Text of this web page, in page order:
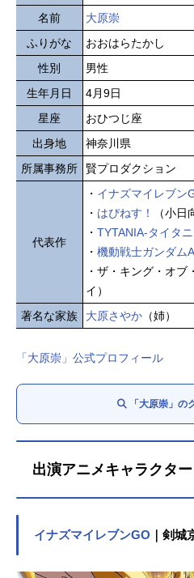
名前
大原崇
ふりがな
おおはらたかし
性別
男性
生年月日
4月9日
星座
おひつじ座
出身地
神奈川県
所属事務所
賢プロダクション
代表作
・ イナズマイレブン
・ はぴねす！
（小日
・ TYTANIA-タイタ
・ 機動戦士ガンダム
・ザ・キング・オ
イ）
著名な家族
大原さやか （姉）
「大原崇」公式プロフィール
「大原崇」の
出演アニメキャラクター
イナズマイレブンGO ｜剣城